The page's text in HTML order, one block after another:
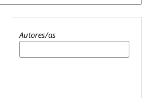
Autores/as